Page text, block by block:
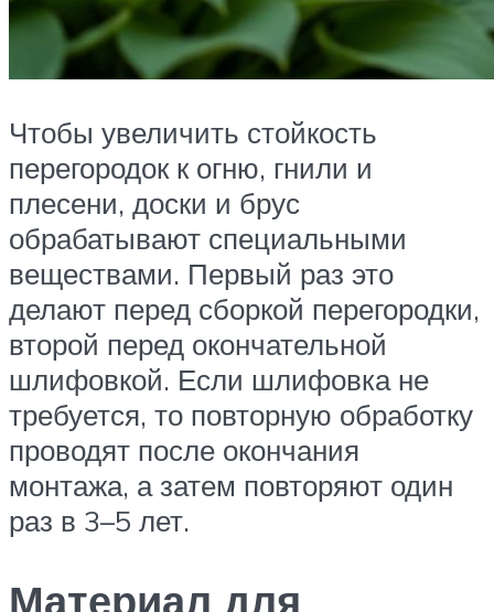
Чтобы увеличить стойкость
перегородок к огню, гнили и
плесени, доски и брус
обрабатывают специальными
веществами. Первый раз это
делают перед сборкой перегородки,
второй перед окончательной
шлифовкой. Если шлифовка не
требуется, то повторную обработку
проводят после окончания
монтажа, а затем повторяют один
раз в 3–5 лет.
Материал для